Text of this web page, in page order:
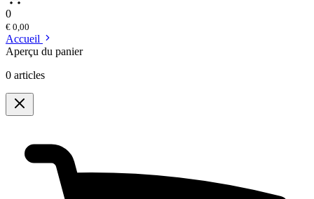
0
€ 0,00
Accueil
Aperçu du panier
0 articles